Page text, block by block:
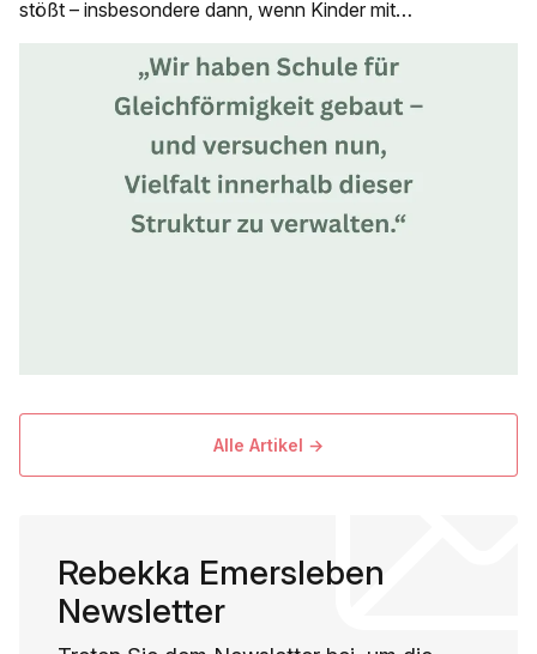
stößt – insbesondere dann, wenn Kinder mit
begleitet werden sollen. Der folgende Beitrag beleuchtet,
warum diese Grenzen nicht in erster Linie auf fehlendes
Engagement einzelner Fachkräfte zurückzuführen sind,
sondern Ausdruck struktureller Nicht-Passung sind und
Alle Artikel →
Rebekka Emersleben
Newsletter